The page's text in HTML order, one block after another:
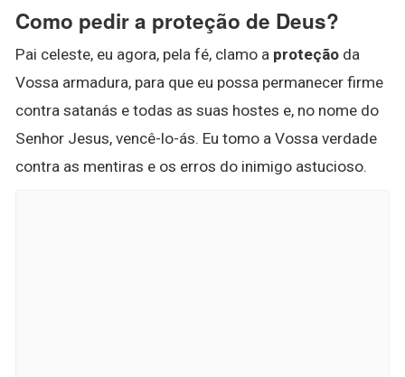
Como pedir a proteção de Deus?
Pai celeste, eu agora, pela fé, clamo a proteção da
Vossa armadura, para que eu possa permanecer firme
contra satanás e todas as suas hostes e, no nome do
Senhor Jesus, vencê-lo-ás. Eu tomo a Vossa verdade
contra as mentiras e os erros do inimigo astucioso.